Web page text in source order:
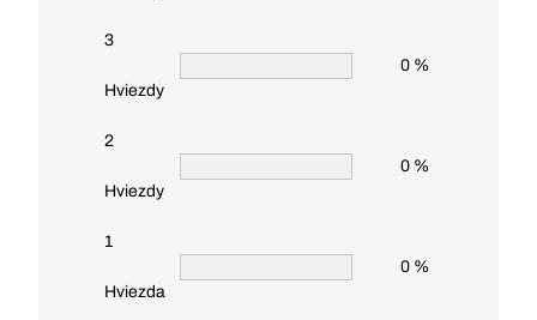
3
Hviezdy
0 %
2
Hviezdy
0 %
1
Hviezda
0 %